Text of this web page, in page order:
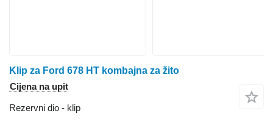
Klip za Ford 678 HT kombajna za žito
Cijena na upit
Rezervni dio - klip